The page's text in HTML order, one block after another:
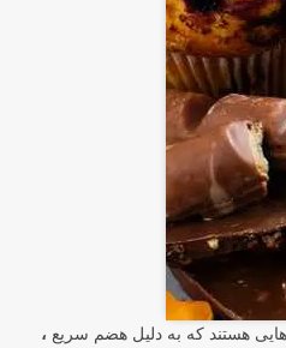
هستند که به دلیل هضم سریع ،